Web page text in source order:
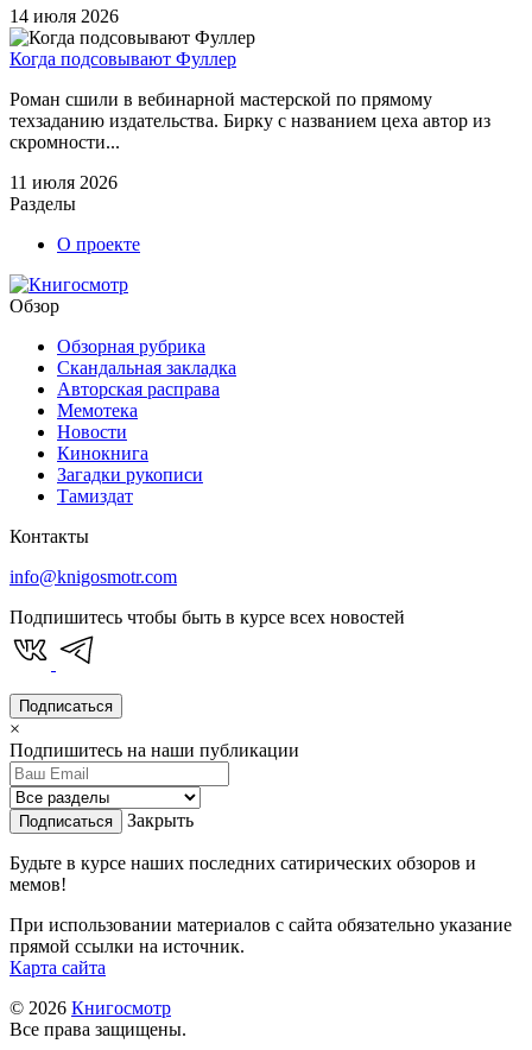
14 июля 2026
Когда подсовывают Фуллер
Роман сшили в вебинарной мастерской по прямому
техзаданию издательства. Бирку с названием цеха автор из
скромности...
11 июля 2026
Разделы
О проекте
Обзор
Обзорная рубрика
Скандальная закладка
Авторская расправа
Мемотека
Новости
Кинокнига
Загадки рукописи
Тамиздат
Контакты
info@knigosmotr.com
Подпишитесь чтобы быть в курсе всех новостей
Подписаться
×
Подпишитесь на наши публикации
Подписаться Закрыть
Будьте в курсе наших последних сатирических обзоров и
мемов!
При использовании материалов с сайта обязательно указание
прямой ссылки на источник.
Карта сайта
© 2026 Книгосмотр
Все права защищены.